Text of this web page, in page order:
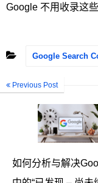
Google 不用收录这些
Google Search
Previous Post
如何分析与解决